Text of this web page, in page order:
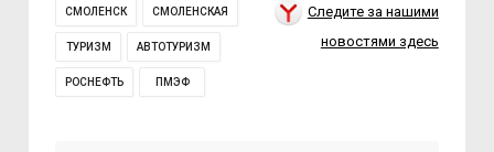
СМОЛЕНСК СМОЛЕНСКАЯ
ТУРИЗМ АВТОТУРИЗМ
РОСНЕФТЬ ПМЭФ
Следите за нашими
новостями здесь